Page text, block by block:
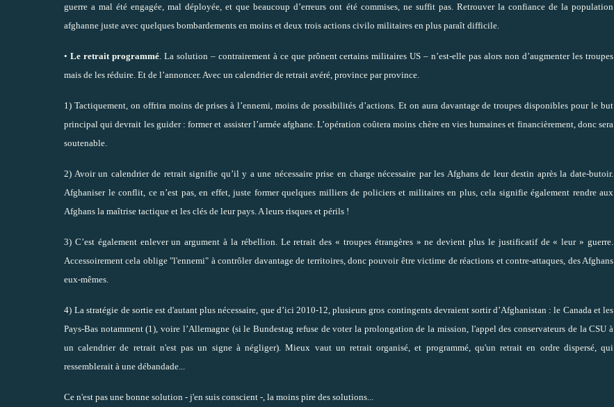
guerre a mal été engagée, mal déployée, et que beaucoup d’erreurs ont été commises, ne suffit pas. Retrouver la confiance de la population
afghanne juste avec quelques bombardements en moins et deux trois actions civilo militaires en plus paraît difficile.
• Le retrait programmé. La solution – contrairement à ce que prônent certains militaires US – n’est-elle pas alors non d’augmenter les troupes
mais de les réduire. Et de l’annoncer. Avec un calendrier de retrait avéré, province par province.
1) Tactiquement, on offrira moins de prises à l’ennemi, moins de possibilités d’actions. Et on aura davantage de troupes disponibles pour le but
principal qui devrait les guider : former et assister l’armée afghane. L’opération coûtera moins chère en vies humaines et financièrement, donc sera
soutenable.
2) Avoir un calendrier de retrait signifie qu’il y a une nécessaire prise en charge nécessaire par les Afghans de leur destin après la date-butoir.
Afghaniser le conflit, ce n’est pas, en effet, juste former quelques milliers de policiers et militaires en plus, cela signifie également rendre aux
Afghans la maîtrise tactique et les clés de leur pays. A leurs risques et périls !
3) C’est également enlever un argument à la rébellion. Le retrait des « troupes étrangères » ne devient plus le justificatif de « leur » guerre.
Accessoirement cela oblige "l'ennemi" à contrôler davantage de territoires, donc pouvoir être victime de réactions et contre-attaques, des Afghans
eux-mêmes.
4) La stratégie de sortie est d'autant plus nécessaire, que d’ici 2010-12, plusieurs gros contingents devraient sortir d’Afghanistan : le Canada et les
Pays-Bas notamment (1), voire l’Allemagne (si le Bundestag refuse de voter la prolongation de la mission, l'appel des conservateurs de la CSU à
un calendrier de retrait n'est pas un signe à négliger). Mieux vaut un retrait organisé, et programmé, qu'un retrait en ordre dispersé, qui
ressemblerait à une débandade...
Ce n'est pas une bonne solution - j'en suis conscient -, la moins pire des solutions...